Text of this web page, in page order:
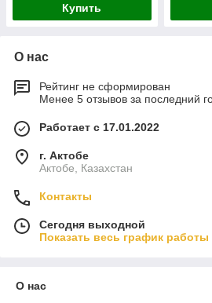
Купить
О нас
Рейтинг не сформирован
Менее 5 отзывов за последний
Работает с 17.01.2022
г. Актобе
Актобе, Казахстан
Контакты
Сегодня выходной
Показать весь график работы
О нас